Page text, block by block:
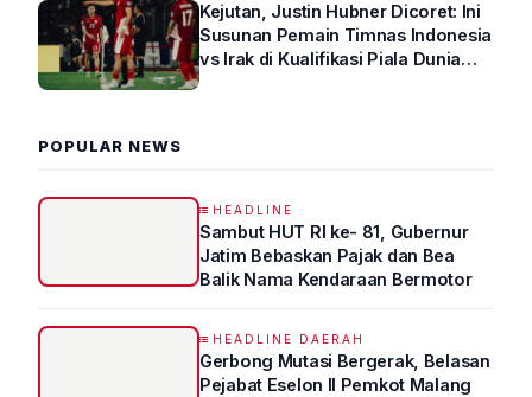
Kejutan, Justin Hubner Dicoret: Ini
Susunan Pemain Timnas Indonesia
vs Irak di Kualifikasi Piala Dunia
POPULAR NEWS
HEADLINE
Sambut HUT RI ke- 81, Gubernur
Jatim Bebaskan Pajak dan Bea
Balik Nama Kendaraan Bermotor
HEADLINE DAERAH
Gerbong Mutasi Bergerak, Belasan
Pejabat Eselon II Pemkot Malang